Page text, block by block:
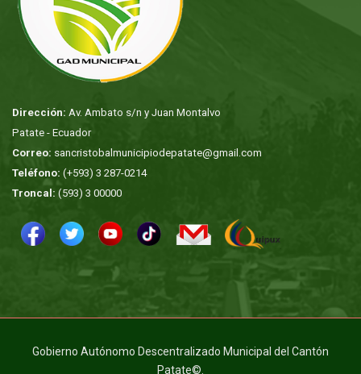
Dirección: Av. Ambato s/n y Juan Montalvo
Patate - Ecuador
Correo: sancristobalmunicipiodepatate@gmail.com
Teléfono: (+593) 3 287-0214
Troncal: (593) 3 00000
Gobierno Autónomo Descentralizado Municipal del Cantón
Patate©.